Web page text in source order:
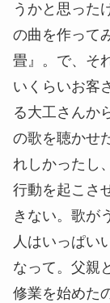
うかと思った
の曲を作って
畳』。で、そ
いくらいお客
る大工さんか
の歌を聴かせ
れしかったし
行動を起こさ
きない。歌が
人はいっぱい
なって。父親
修業を始めた